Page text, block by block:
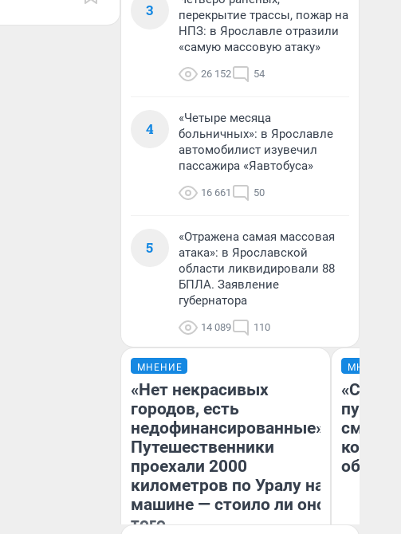
3
перекрытие трассы, пожар на
НПЗ: в Ярославле отразили
«самую массовую атаку»
26 152 54
4
«Четыре месяца
больничных»: в Ярославле
автомобилист изувечил
пассажира «Яавтобуса»
16 661 50
5
«Отражена самая массовая
атака»: в Ярославской
области ликвидировали 88
БПЛА. Заявление
губернатора
14 089 110
МНЕНИЕ
«Нет некрасивых
городов, есть
недофинансированные».
Путешественники
проехали 2000
километров по Уралу на
машине — стоило ли оно
того
МНЕНИЕ